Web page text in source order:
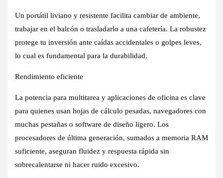
Un portátil liviano y resistente facilita cambiar de ambiente,
trabajar en el balcón o trasladarlo a una cafetería. La robustez
protege tu inversión ante caídas accidentales o golpes leves,
lo cual es fundamental para la durabilidad.
Rendimiento eficiente
La potencia para multitarea y aplicaciones de oficina es clave
para quienes usan hojas de cálculo pesadas, navegadores con
muchas pestañas o software de diseño ligero. Los
procesadores de última generación, sumados a memoria RAM
suficiente, aseguran fluidez y respuesta rápida sin
sobrecalentarse ni hacer ruido excesivo.